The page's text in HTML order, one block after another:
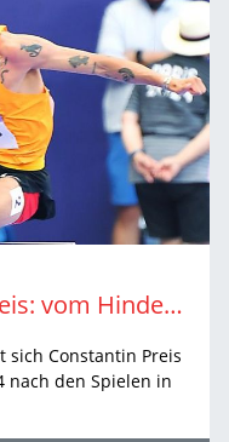
Olympia | Constantin Preis: vom Hindernisse überspringen und dem Landen danach
Constantin Preis
nach den Spielen in